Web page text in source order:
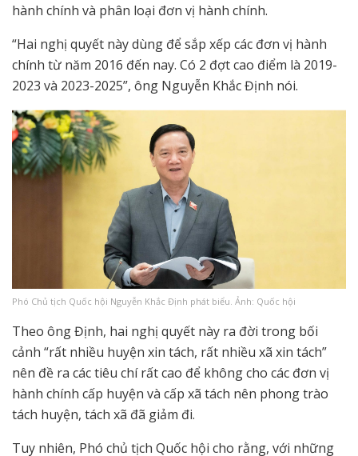
hành chính và phân loại đơn vị hành chính.
“Hai nghị quyết này dùng để sắp xếp các đơn vị hành
chính từ năm 2016 đến nay. Có 2 đợt cao điểm là 2019-
2023 và 2023-2025”, ông Nguyễn Khắc Định nói.
Phó Chủ tịch Quốc hội Nguyễn Khắc Định phát biểu. Ảnh: Quốc hội
Theo ông Định, hai nghị quyết này ra đời trong bối
cảnh “rất nhiều huyện xin tách, rất nhiều xã xin tách”
nên đề ra các tiêu chí rất cao để không cho các đơn vị
hành chính cấp huyện và cấp xã tách nên phong trào
tách huyện, tách xã đã giảm đi.
Tuy nhiên, Phó chủ tịch Quốc hội cho rằng, với những